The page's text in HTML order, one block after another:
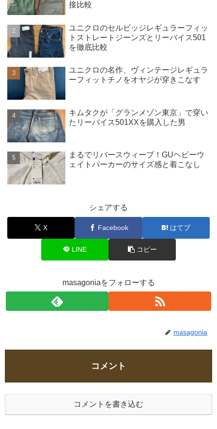
接比較
ユニクロのセルビッジレギュラーフィッ
トストレートジーンズとリーバイス501
を徹底比較
ユニクロの名作、ヴィンテージレギュラ
ーフィットチノをオヤジが穿きこなす
キムタクが「グランメゾン東京」で穿い
たリーバイス501XXを購入した男
まるでリバースウィーブ！GUヘビーウ
ェイトパーカーのサイズ感と着こなし
シェアする
X Facebook はてブ
LINE コピー
masagoniaをフォローする
masagonia
コメント
コメントを書き込む